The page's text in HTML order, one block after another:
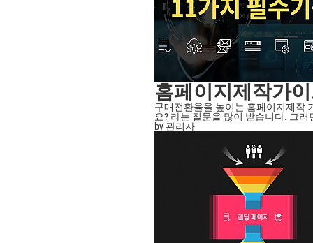
홈페이지제작가
구매전환율을 높이는 홈페이지제작
요? 라는 질문을 많이 받습니다. 그
by 관리자